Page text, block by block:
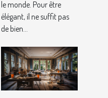
le monde. Pour être
élégant, il ne suffit pas
de bien...